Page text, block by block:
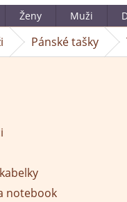
Ženy Muži
Pánské tašky
notebook